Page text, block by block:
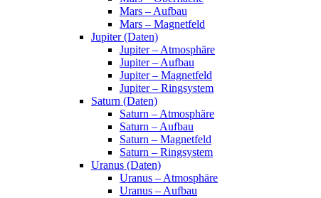
Mars – Aufbau
Mars – Magnetfeld
Jupiter (Daten)
Jupiter – Atmosphäre
Jupiter – Aufbau
Jupiter – Magnetfeld
Jupiter – Ringsystem
Saturn (Daten)
Saturn – Atmosphäre
Saturn – Aufbau
Saturn – Magnetfeld
Saturn – Ringsystem
Uranus (Daten)
Uranus – Atmosphäre
Uranus – Aufbau